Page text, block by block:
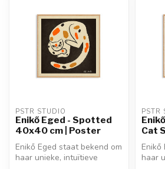
PSTR STUDIO
Enikő Eged - Spotted
40x40 cm | Poster
Enikő Eged staat bekend om
haar unieke, intuïtieve
PSTR
Cat
Enikő
haar